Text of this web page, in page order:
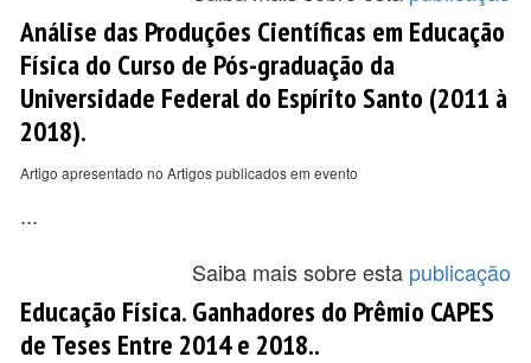
Análise das Produções Científicas em Educação
Física do Curso de Pós-graduação da
Universidade Federal do Espírito Santo (2011 à
2018).
Artigo apresentado no Artigos publicados em evento
...
Saiba mais sobre esta publicação
Educação Física. Ganhadores do Prêmio CAPES
de Teses Entre 2014 e 2018..